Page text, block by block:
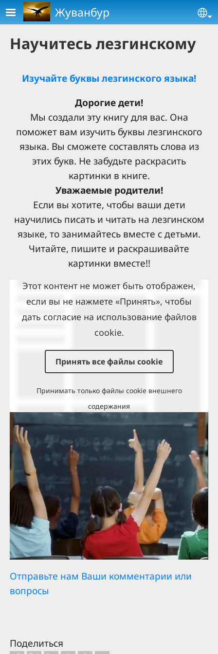
Skip to main content
Жуванбур
Научитесь лезгинскому
Изучайте буквы лезгинского языка!
Дорогие дети!
Мы создали эту книгу для вас. Она
поможет вам изучить буквы лезгинского
языка. Вы сможете составлять слова из
этих букв. Не забудьте раскрасить
картинки в книге.
Уважаемые родители!
Если вы хотите, чтобы ваши дети
научились писать и читать на лезгинском
языке, то занимайтесь вместе с детьми.
Читайте, пишите и раскрашивайте
картинки вместе!!
Этот контент не может быть отображен,
если вы не нажмете «Принять», чтобы
дать согласие на использование файлов
cookie.
Принять все файлы cookie
Принимать только файлы cookie внешнего
содержания
Отправьте нам Ваши комментарии или
вопросы
Поделиться